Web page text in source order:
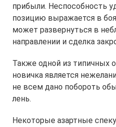
прибыли. Неспособность
позицию выражается в
может развернуться в
направлении и сделка
Также одной из типичных
новичка является
не всем дано побороть
лень.
Некоторые азартные